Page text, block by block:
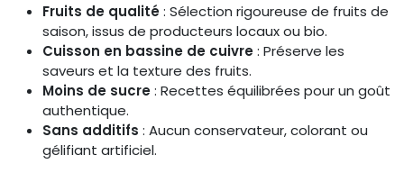
Fruits de qualité: Sélection rigoureuse de fruits de
saison, issus de producteurs locaux ou bio.
Cuisson en bassine de cuivre: Préserve les
saveurs et la texture des fruits.
Moins de sucre: Recettes équilibrées pour un goût
authentique.
Sans additifs : Aucun conservateur, colorant ou
gélifiant artificiel.